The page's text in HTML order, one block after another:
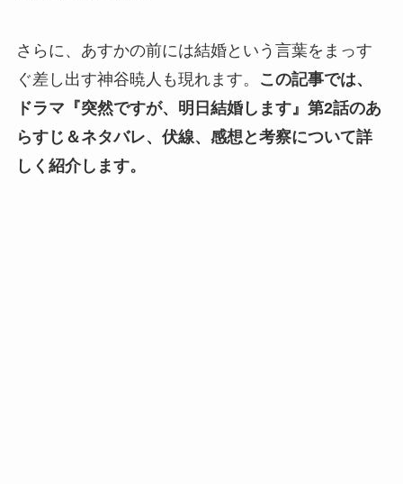
さらに、あすかの前には結婚という言葉をまっす
ぐ差し出す神谷暁人も現れます。
この記事では、
ドラマ『突然ですが、明日結婚します』第2話のあ
らすじ＆ネタバレ、伏線、感想と考察について詳
しく紹介します。